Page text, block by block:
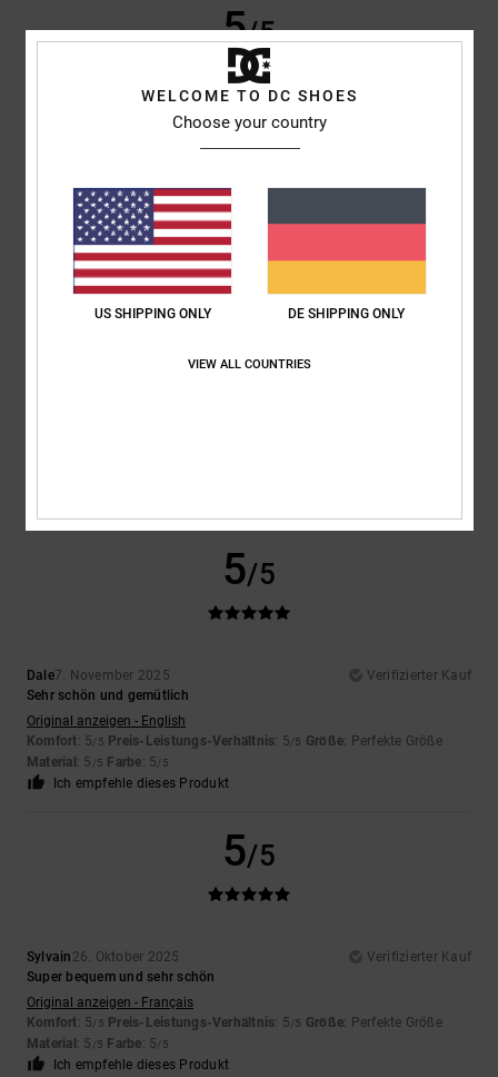
5/5
Komfort: 5/5 Preis-Leistungs-Verhältnis
Ich empfehle dieses Produkt
5 /5
5/5
Dale7. November 2025
Verifizierter Kauf
Sehr schön und gemütlich
Original anzeigen - English
Komfort: 5/5 Preis-Leistungs-Verhältnis: 5/5 Größe: Perfekte Größe
Material : 5 /5 Farbe: 5/5
Ich empfehle dieses Produkt
5/5
Sylvain 26. Oktober 2025
Verifizierter Kauf
Super bequem und sehr schön
Original anzeigen - Français
Komfort: 5/5 Preis-Leistungs-Verhältnis: 5/5 Größe: Perfekte Größe
Material : 5 /5 Farbe: 5/5
Ich empfehle dieses Produkt
WELCOME TO DC SHOES
Choose your country
US SHIPPING ONLY DE SHIPPING ONLY
VIEW ALL COUNTRIES